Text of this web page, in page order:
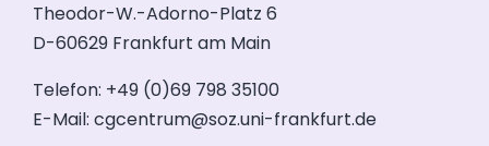
Theodor-W.-Adorno-Platz 6
D-60629 Frankfurt am Main
Telefon: +49 (0)69 798 35100
E-Mail: cgcentrum@soz.uni-frankfurt.de